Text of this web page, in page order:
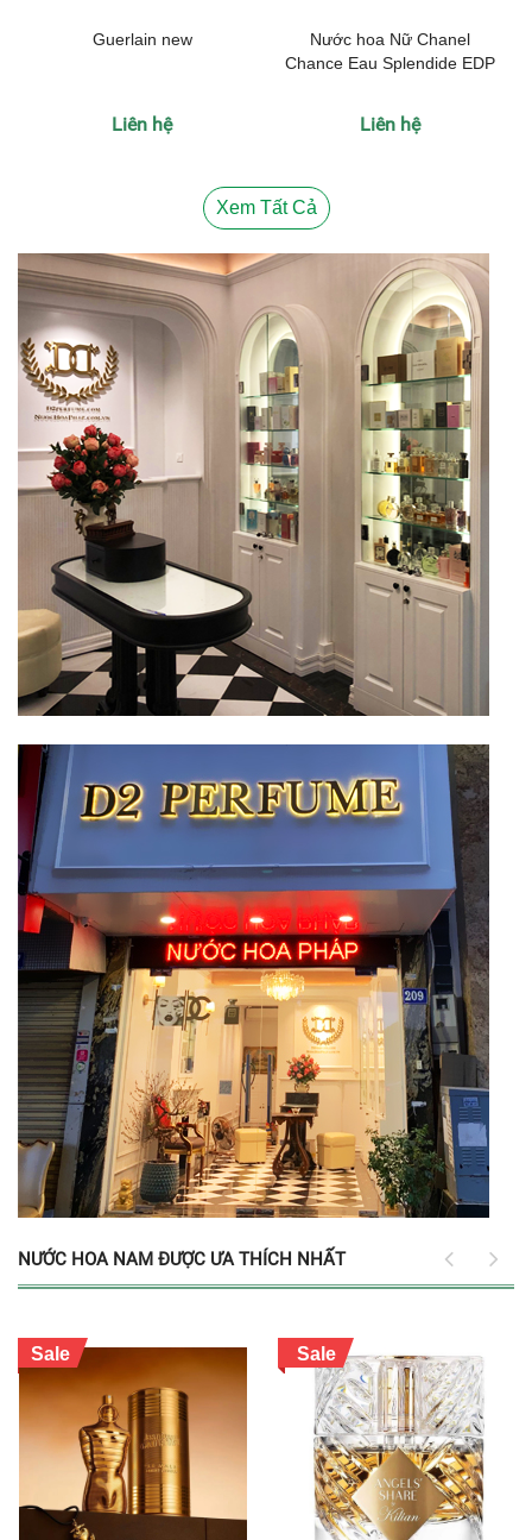
Guerlain new
Liên hệ
Nước hoa Nữ Chanel
Chance Eau Splendide EDP
Liên hệ
Xem Tất Cả
NƯỚC HOA NAM ĐƯỢC ƯA THÍCH NHẤT
Sale Sale